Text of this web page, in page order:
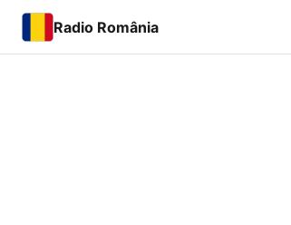
Radio România